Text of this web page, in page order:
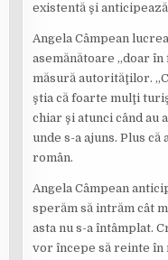
existentă şi
Angela Câmpean
asemănătoare „doar
măsură autorităţilor.
ştia că foarte mulţi
chiar şi atunci când au
unde s-a ajuns. Plus
român.
Angela Câmpean
sperăm să intrăm cât
asta nu s-a întâmplat.
vor începe să reinte în